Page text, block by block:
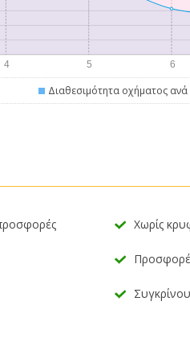
Διαθεσιμότητα οχήματος ανά
Χωρίς